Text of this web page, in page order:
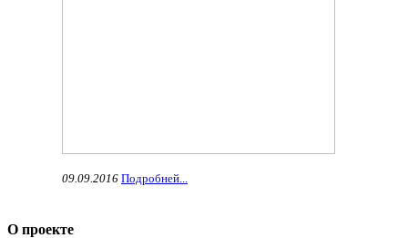
09.09.2016 Подробней...
О проекте